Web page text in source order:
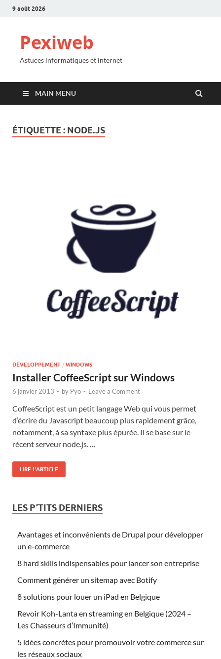
9 août 2026
Pexiweb
Astuces informatiques et internet
MAIN MENU
ÉTIQUETTE : NODE.JS
DÉVELOPPEMENT / WINDOWS
Installer CoffeeScript sur Windows
6 janvier 2013 - by Pyo - Leave a Comment
CoffeeScript est un petit langage Web qui vous permet
d’écrire du Javascript beaucoup plus rapidement grâce,
notamment, à sa syntaxe plus épurée. Il se base sur le
récent serveur node.js. …
LIRE L'ARTICLE
LES P’TITS DERNIERS
Avantages et inconvénients de Drupal pour développer
un e-commerce
8 hard skills indispensables pour lancer son entreprise
Comment générer un sitemap avec Botify
8 solutions pour louer un iPad en Belgique
Revoir Koh-Lanta en streaming en Belgique (2024 –
Les Chasseurs d’Immunité)
5 idées concrètes pour promouvoir votre commerce sur
les réseaux sociaux